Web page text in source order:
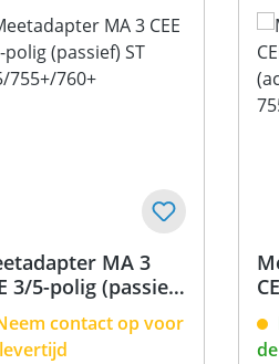
MA 3
3/5-polig (passief)
725/755+/760+
contact op voor